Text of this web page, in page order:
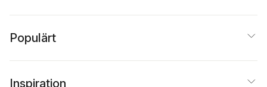
Populärt
Inspiration